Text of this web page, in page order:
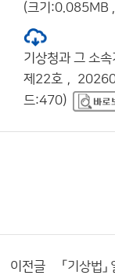
(크기:0.085MB
기상청과 그 소
제22호，
드:470)
이전글 「기상법